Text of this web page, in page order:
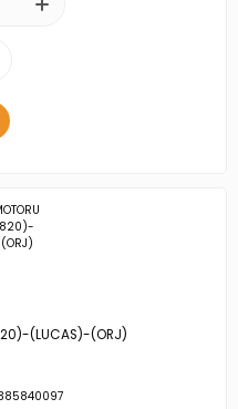
(LUCAS)-(ORJ)